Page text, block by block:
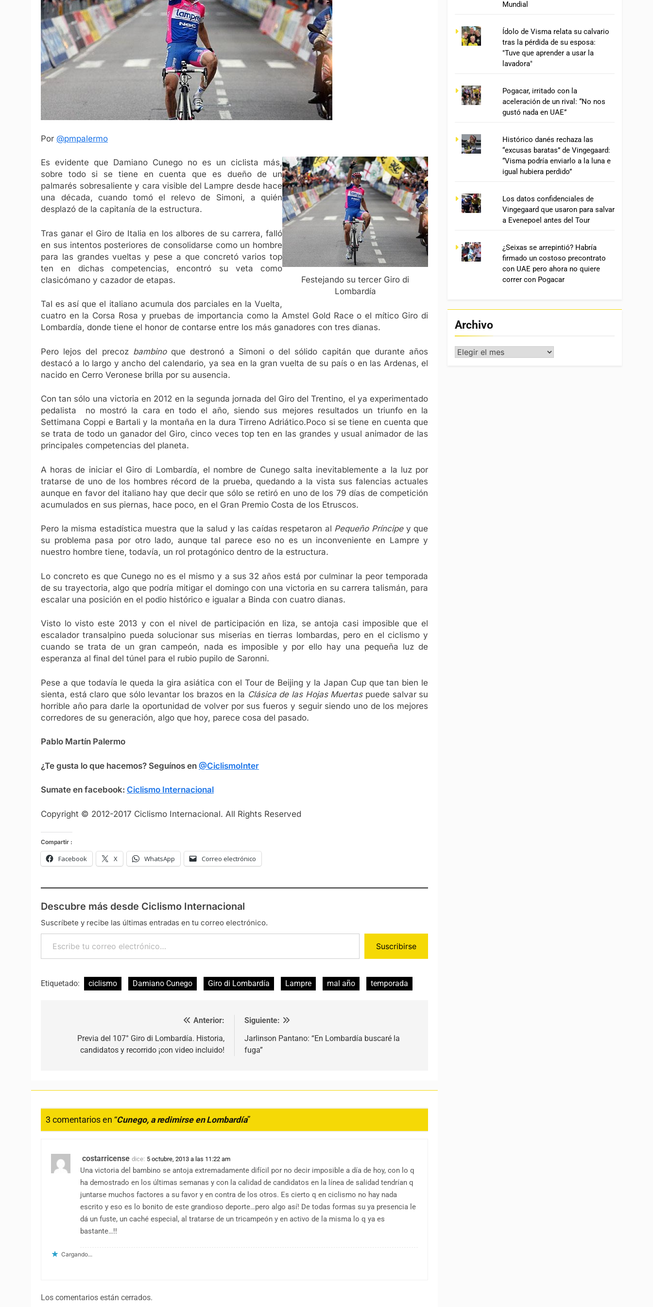
Por @pmpalermo
Festejando su tercer Giro di
Lombardía
Es evidente que Damiano Cunego no es un ciclista más,
sobre todo si se tiene en cuenta que es dueño de un
palmarés sobresaliente y cara visible del Lampre desde hace
una década, cuando tomó el relevo de Simoni, a quién
desplazó de la capitanía de la estructura.
Tras ganar el Giro de Italia en los albores de su carrera, falló
en sus intentos posteriores de consolidarse como un hombre
para las grandes vueltas y pese a que concretó varios top
ten en dichas competencias, encontró su veta como
clasicómano y cazador de etapas.
Tal es así que el italiano acumula dos parciales en la Vuelta,
cuatro en la Corsa Rosa y pruebas de importancia como la Amstel Gold Race o el mítico Giro di
Lombardía, donde tiene el honor de contarse entre los más ganadores con tres dianas.
Pero lejos del precoz bambino que destronó a Simoni o del sólido capitán que durante años
destacó a lo largo y ancho del calendario, ya sea en la gran vuelta de su país o en las Ardenas, el
nacido en Cerro Veronese brilla por su ausencia.
Con tan sólo una victoria en 2012 en la segunda jornada del Giro del Trentino, el ya experimentado
pedalista no mostró la cara en todo el año, siendo sus mejores resultados un triunfo en la
Settimana Coppi e Bartali y la montaña en la dura Tirreno Adriático.Poco si se tiene en cuenta que
se trata de todo un ganador del Giro, cinco veces top ten en las grandes y usual animador de las
principales competencias del planeta.
A horas de iniciar el Giro di Lombardía, el nombre de Cunego salta inevitablemente a la luz por
tratarse de uno de los hombres récord de la prueba, quedando a la vista sus falencias actuales
aunque en favor del italiano hay que decir que sólo se retiró en uno de los 79 días de competición
acumulados en sus piernas, hace poco, en el Gran Premio Costa de los Etruscos.
Pero la misma estadística muestra que la salud y las caídas respetaron al Pequeño Príncipe y que
su problema pasa por otro lado, aunque tal parece eso no es un inconveniente en Lampre y
nuestro hombre tiene, todavía, un rol protagónico dentro de la estructura.
Lo concreto es que Cunego no es el mismo y a sus 32 años está por culminar la peor temporada
de su trayectoria, algo que podría mitigar el domingo con una victoria en su carrera talismán, para
escalar una posición en el podio histórico e igualar a Binda con cuatro dianas.
Visto lo visto este 2013 y con el nivel de participación en liza, se antoja casi imposible que el
escalador transalpino pueda solucionar sus miserias en tierras lombardas, pero en el ciclismo y
cuando se trata de un gran campeón, nada es imposible y por ello hay una pequeña luz de
esperanza al final del túnel para el rubio pupilo de Saronni.
Pese a que todavía le queda la gira asiática con el Tour de Beijing y la Japan Cup que tan bien le
sienta, está claro que sólo levantar los brazos en la Clásica de las Hojas Muertaspuede salvar su
horrible año para darle la oportunidad de volver por sus fueros y seguir siendo uno de los mejores
corredores de su generación, algo que hoy, parece cosa del pasado.
Pablo Martín Palermo
¿Te gusta lo que hacemos? Seguínos en @CiclismoInter
Sumate en facebook: Ciclismo Internacional
Copyright © 2012-2017 Ciclismo Internacional. All Rights Reserved
Compartir :
Facebook X WhatsApp Correo electrónico
Descubre más desde Ciclismo Internacional
Suscríbete y recibe las últimas entradas en tu correo electrónico.
Escribe tu correo electrónico…
Suscribirse
Etiquetado: ciclismo Damiano Cunego Giro di Lombardía Lampre mal año temporada
Anterior:
Previa del 107° Giro di Lombardía. Historia,
candidatos y recorrido ¡con video incluido!
Siguiente:
Jarlinson Pantano: “En Lombardía buscaré la
fuga”
3 comentarios en “Cunego, a redimirse en Lombardía”
costarricense dice: 5 octubre, 2013 a las 11:22 am
Una victoria del bambino se antoja extremadamente difícil por no decir imposible a día de hoy, con lo q
ha demostrado en los últimas semanas y con la calidad de candidatos en la línea de salidad tendrían q
juntarse muchos factores a su favor y en contra de los otros. Es cierto q en ciclismo no hay nada
escrito y eso es lo bonito de este grandioso deporte…pero algo así! De todas formas su ya presencia le
dá un fuste, un caché especial, al tratarse de un tricampeón y en activo de la misma lo q ya es
bastante…!!
Cargando...
Los comentarios están cerrados.
Mundial
Ídolo de Visma relata su calvario
tras la pérdida de su esposa:
"Tuve que aprender a usar la
lavadora"
Pogacar, irritado con la
aceleración de un rival: “No nos
gustó nada en UAE”
Histórico danés rechaza las
“excusas baratas” de Vingegaard:
“Visma podría enviarlo a la luna e
igual hubiera perdido”
Los datos confidenciales de
Vingegaard que usaron para salvar
a Evenepoel antes del Tour
¿Seixas se arrepintió? Habría
firmado un costoso precontrato
con UAE pero ahora no quiere
correr con Pogacar
Archivo
Archivo